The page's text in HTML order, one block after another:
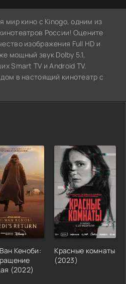
мир кино с Kinogo, одним из
России! Оцените
изображения Full HD и
мощный звук Dolby 5.1,
Smart TV и Android TV.
в настоящий кинотеатр с
Кеноби:
(2022)
Красные комнаты
(2023)